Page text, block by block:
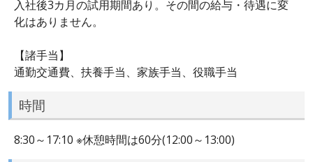
入社後3カ月の試用期間あり。その間の給与・待遇に変
化はありません。
【諸手当】
通勤交通費、扶養手当、家族手当、役職手当
時間
8:30～17:10 ※休憩時間は60分(12:00～13:00)